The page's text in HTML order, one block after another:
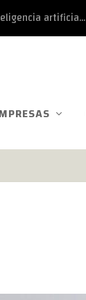
artificia...